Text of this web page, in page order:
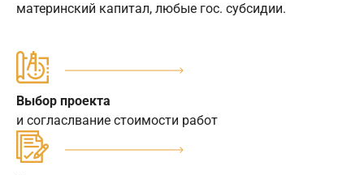
материнский капитал, любые гос. субсидии.
Выбор проекта
и согласлвание стоимости работ